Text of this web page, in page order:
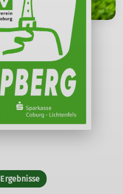
Ergebnisse